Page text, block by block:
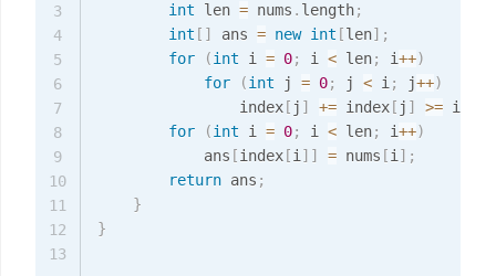
int len = nums . length;
int [ ] ans = new int [len] ;
for
(int i = 0; i < len; i++)
for
(int j = 0; j < i; j++)
				index
[ j ] += index [ j ] >= index
for
(int i = 0; i < len; i++)
			ans
[index [i] ] = nums [i] ;
return ans ;
}
}
3
4
5
6
7
8
9
10
11
12
13